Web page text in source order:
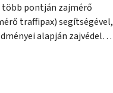
több pontján zajmérő
traffipax) segítségével,
alapján zajvédelmi